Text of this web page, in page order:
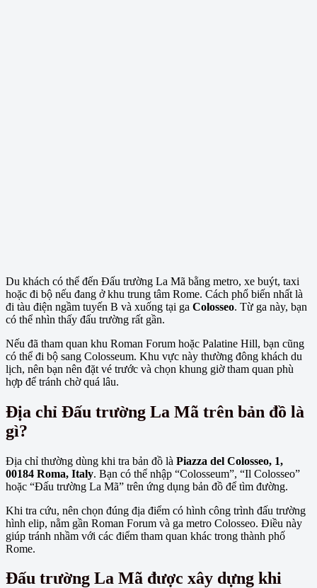
Du khách có thể đến Đấu trường La Mã bằng metro, xe buýt, taxi
hoặc đi bộ nếu đang ở khu trung tâm Rome. Cách phổ biến nhất là
đi tàu điện ngầm tuyến B và xuống tại ga Colosseo. Từ ga này, bạn
có thể nhìn thấy đấu trường rất gần.
Nếu đã tham quan khu Roman Forum hoặc Palatine Hill, bạn cũng
có thể đi bộ sang Colosseum. Khu vực này thường đông khách du
lịch, nên bạn nên đặt vé trước và chọn khung giờ tham quan phù
hợp để tránh chờ quá lâu.
Địa chỉ Đấu trường La Mã trên bản đồ là
gì?
Địa chỉ thường dùng khi tra bản đồ là Piazza del Colosseo, 1,
00184 Roma, Italy. Bạn có thể nhập “Colosseum”, “Il Colosseo”
hoặc “Đấu trường La Mã” trên ứng dụng bản đồ để tìm đường.
Khi tra cứu, nên chọn đúng địa điểm có hình công trình đấu trường
hình elip, nằm gần Roman Forum và ga metro Colosseo. Điều này
giúp tránh nhầm với các điểm tham quan khác trong thành phố
Rome.
Đấu trường La Mã được xây dựng khi